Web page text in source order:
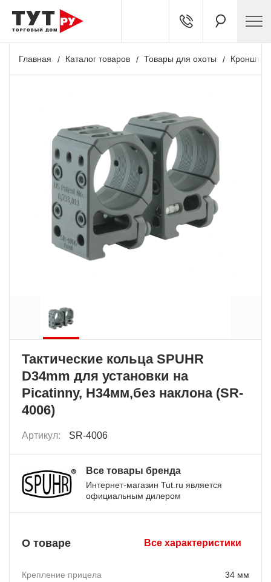
Главная Каталог товаров Товары для охоты
Тактические кольца SPUHR
D34mm для установки на
Picatinny, H34мм,без наклона (SR-
4006)
Артикул: SR-4006
Все товары бренда
Интернет-магазин Tut.ru является
официальным дилером
О товаре Все характеристики
Крепление прицела 34 мм